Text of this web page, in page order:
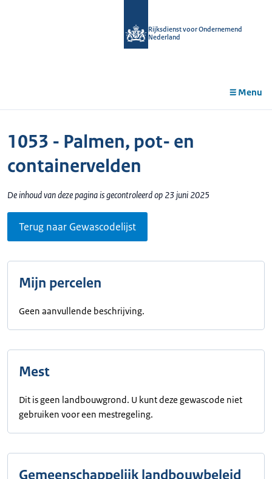
Rijksdienst voor Ondernemend
Nederland
Menu
1053 - Palmen, pot- en
containervelden
De inhoud van deze pagina is gecontroleerd op 23 juni 2025
Terug naar Gewascodelijst
Mijn percelen
Geen aanvullende beschrijving.
Mest
Dit is geen landbouwgrond. U kunt deze gewascode niet
gebruiken voor een mestregeling.
Gemeenschappelijk landbouwbeleid